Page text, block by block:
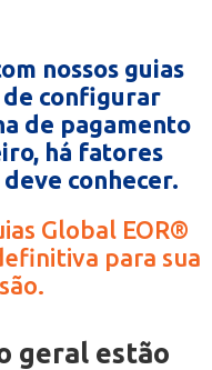
nossos guias
de configurar
de pagamento
há fatores
conhecer.
Global EOR®
para sua
geral estão